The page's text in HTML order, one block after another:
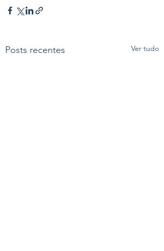
Posts recentes Ver tudo